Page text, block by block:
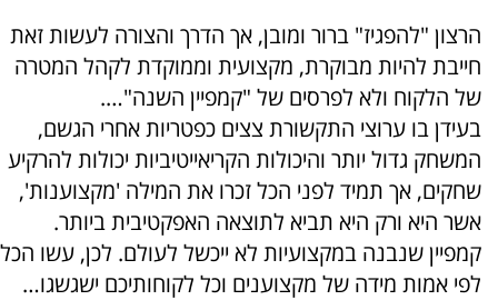
הרצון "להפגיז" ברור ומובן, אך הדרך והצורה לעשות זאת
חייבת להיות מבוקרת, מקצועית וממוקדת לקהל המטרה
של הלקוח ולא לפרסים של "קמפיין השנה"….
בעידן בו ערוצי התקשורת צצים כפטריות אחרי הגשם,
המשחק גדול יותר והיכולות הקריאייטיביות יכולות להרקיע
שחקים, אך תמיד לפני הכל זכרו את המילה 'מקצוענות',
אשר היא ורק היא תביא לתוצאה האפקטיבית ביותר.
קמפיין שנבנה במקצועיות לא ייכשל לעולם. לכן, עשו הכל
לפי אמות מידה של מקצוענים וכל לקוחותיכם ישגשגו…